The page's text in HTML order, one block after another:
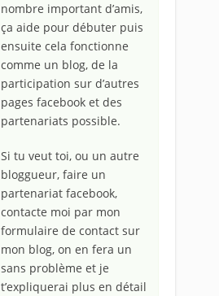
nombre important d’amis,
ça aide pour débuter puis
ensuite cela fonctionne
comme un blog, de la
participation sur d’autres
pages facebook et des
partenariats possible.
Si tu veut toi, ou un autre
bloggueur, faire un
partenariat facebook,
contacte moi par mon
formulaire de contact sur
mon blog, on en fera un
sans problème et je
t’expliquerai plus en détail